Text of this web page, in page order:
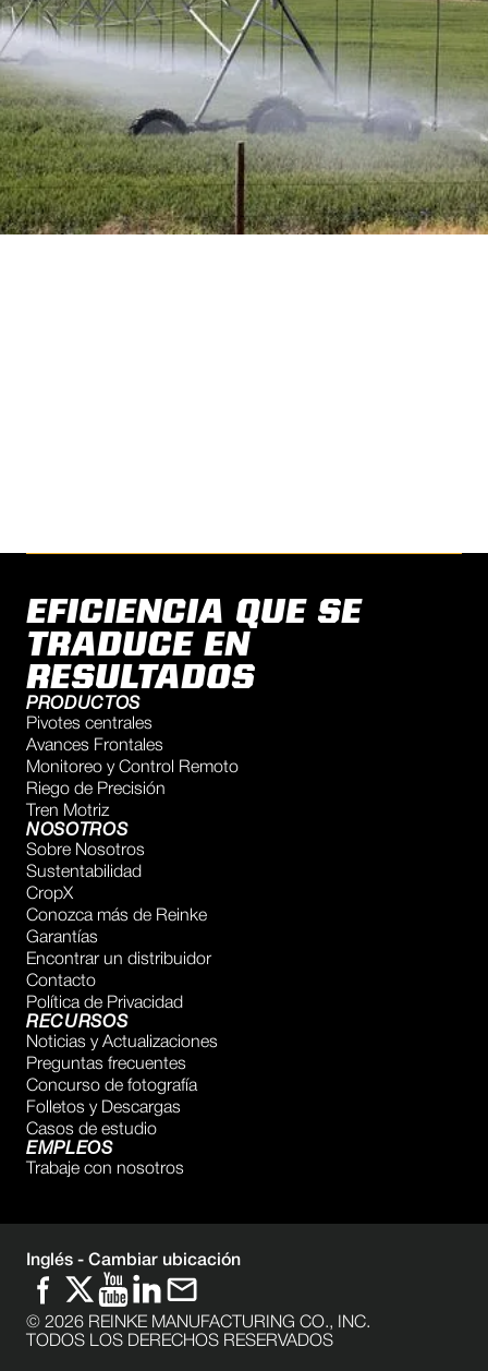
EFICIENCIA QUE SE
TRADUCE EN
RESULTADOS
PRODUCTOS
Pivotes centrales
Avances Frontales
Monitoreo y Control Remoto
Riego de Precisión
Tren Motriz
NOSOTROS
Sobre Nosotros
Sustentabilidad
CropX
Conozca más de Reinke
Garantías
Encontrar un distribuidor
Contacto
Política de Privacidad
RECURSOS
Noticias y Actualizaciones
Preguntas frecuentes
Concurso de fotografía
Folletos y Descargas
Casos de estudio
EMPLEOS
Trabaje con nosotros
© 2026 REINKE MANUFACTURING CO., INC.
TODOS LOS DERECHOS RESERVADOS
Inglés - Cambiar ubicación